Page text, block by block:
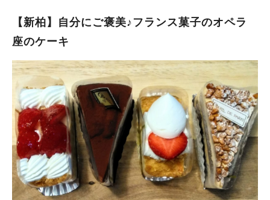
【新柏】自分にご褒美♪フランス菓子のオペラ
座のケーキ